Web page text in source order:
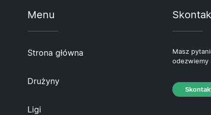
Menu
Strona główna
Drużyny
Ligi
Masz
odezwiemy